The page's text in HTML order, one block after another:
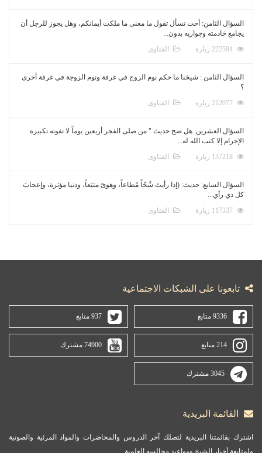
السؤال الثامن: أخت تسأل تقول ما معنى ما ملكت أيمانكم، وهل يجوز للرجل أن
يجامع خادمته وجواريه بدون...
الفتاوى
السؤال الثامن : شيخنا ما حكم نوم الزوج في غرفة ونوم الزوجة في غرفة أخرى
؟
الفتاوى
السؤال العشرين: هل صح حديث " من صلى الفجر أربعين يوماً لا تفوته تكبيرة
الإحرام إلا كتب الله له...
الفتاوى
السؤال السابع: حديث: (إذا رأيتَ شُحّاً مُطاعاً، وهوىً متبَعاً، ودنيا مؤثرة، وإعجابَ
كل ذي رأي...
الفتاوى
تابعونا على الشبكات الاجتماعية
9336 متابع 937 متابع
214 متابع 74900 مشترك
3045 مشترك
القائمة البريدية
اشترك بقائمتنا البريدية لتصلك آخر الدروس والمحاضرات والمواد المرئية والصوتية
ولمتابعة أخبار الشيخ ومواعيد مجالسه العلمية.